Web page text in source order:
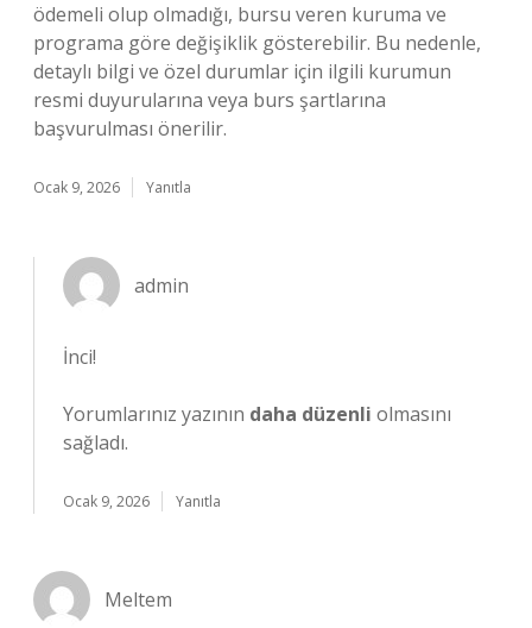
ödemeli olup olmadığı, bursu veren kuruma ve
programa göre değişiklik gösterebilir. Bu nedenle,
detaylı bilgi ve özel durumlar için ilgili kurumun
resmi duyurularına veya burs şartlarına
başvurulması önerilir.
Ocak 9, 2026 Yanıtla
admin
İnci!
Yorumlarınız yazının daha düzenli olmasını
sağladı.
Ocak 9, 2026 Yanıtla
Meltem